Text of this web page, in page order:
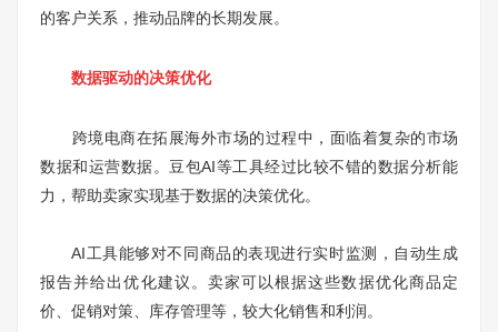
的客户关系，推动品牌的长期发展。
数据驱动的决策优化
跨境电商在拓展海外市场的过程中，面临着复杂的市场
数据和运营数据。豆包AI等工具经过比较不错的数据分析能
力，帮助卖家实现基于数据的决策优化。
AI工具能够对不同商品的表现进行实时监测，自动生成
报告并给出优化建议。卖家可以根据这些数据优化商品定
价、促销对策、库存管理等，较大化销售和利润。